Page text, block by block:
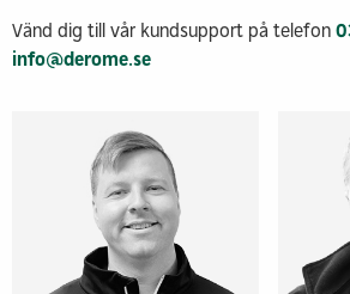
Vänd dig till vår kundsupport på telefon
info@derome.se